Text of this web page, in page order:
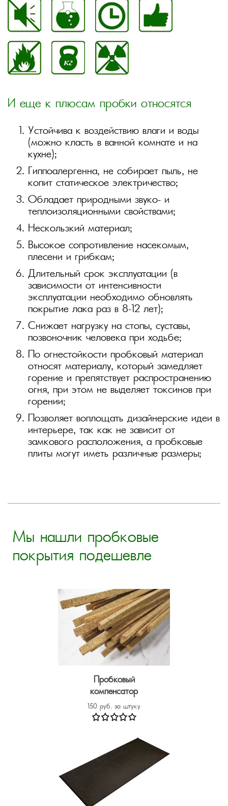
И еще к плюсам пробки относятся
Устойчива к воздействию влаги и воды
(можно класть в ванной комнате и на
кухне);
Гиппоалергенна, не собирает пыль, не
копит статическое электричество;
Обладает природными звуко- и
теплоизоляционными свойствами;
Нескользкий материал;
Высокое сопротивление насекомым,
плесени и грибкам;
Длительный срок эксплуатации (в
зависимости от интенсивности
эксплуатации необходимо обновлять
покрытие лака раз в 8–12 лет);
Снижает нагрузку на стопы, суставы,
позвоночник человека при ходьбе;
По огнестойкости пробковый материал
относят материалу, который замедляет
горение и препятствует распространению
огня, при этом не выделяет токсинов при
горении;
Позволяет воплощать дизайнерские идеи в
интерьере, так как не зависит от
замкового расположения, а пробковые
плиты могут иметь различные размеры;
Мы нашли пробковые
покрытия подешевле
Пробковый
компенсатор
150 руб. за штуку